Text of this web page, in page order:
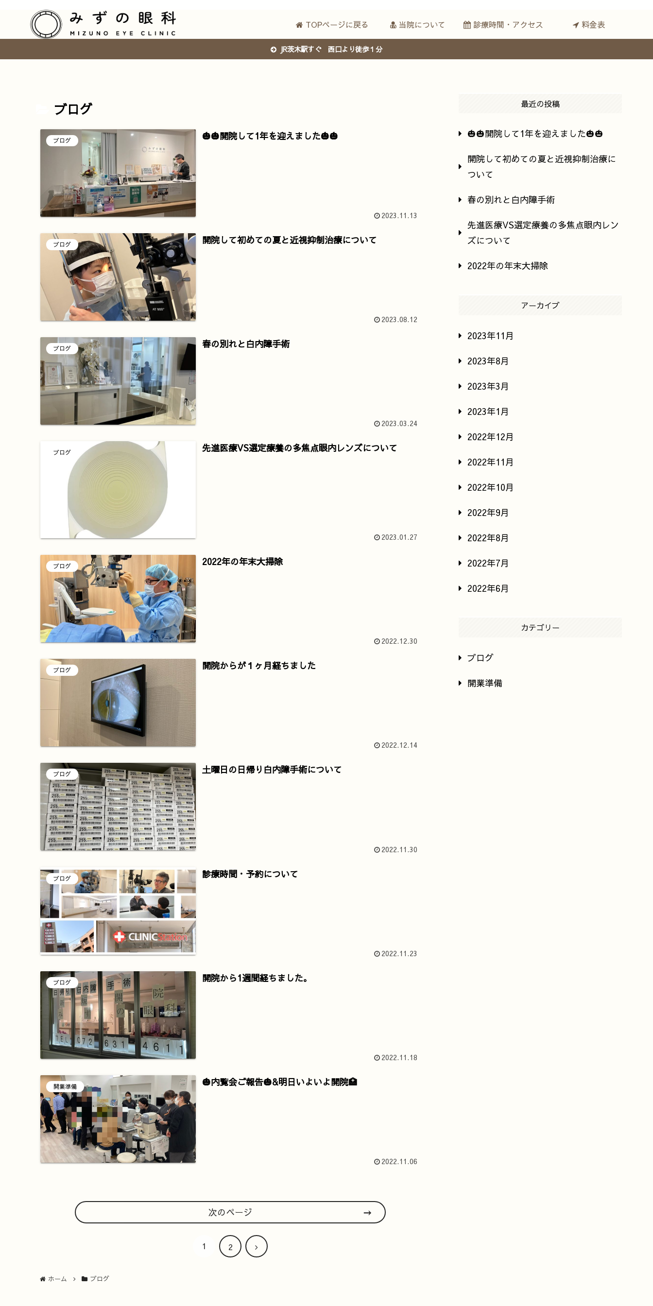
TOPページに戻る 当院について 診療時間・アクセス 料金表
JR茨木駅すぐ 西口より徒歩１分
ブログ
ブログ 🎃🎃開院して1年を迎えました🎃🎃
2023.11.13
ブログ 開院して初めての夏と近視抑制治療について
2023.08.12
ブログ 春の別れと白内障手術
2023.03.24
ブログ 先進医療VS選定療養の多焦点眼内レンズについて
2023.01.27
ブログ 2022年の年末大掃除
2022.12.30
ブログ 開院からが１ヶ月経ちました
2022.12.14
ブログ 土曜日の日帰り白内障手術について
2022.11.30
ブログ 診療時間・予約について
2022.11.23
ブログ 開院から1週間経ちました。
2022.11.18
開業準備 🎃内覧会ご報告🎃&明日いよいよ開院🏥
2022.11.06
次のページ
1 2
次
ホーム ブログ
最近の投稿
🎃🎃開院して1年を迎えました🎃🎃
開院して初めての夏と近視抑制治療に
ついて
春の別れと白内障手術
先進医療VS選定療養の多焦点眼内レン
ズについて
2022年の年末大掃除
アーカイブ
2023年11月
2023年8月
2023年3月
2023年1月
2022年12月
2022年11月
2022年10月
2022年9月
2022年8月
2022年7月
2022年6月
カテゴリー
ブログ
開業準備